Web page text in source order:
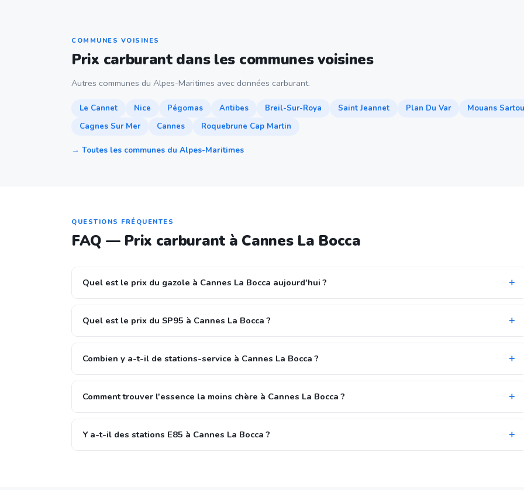
COMMUNES VOISINES
Prix carburant dans les communes voisines
Autres communes du Alpes-Maritimes avec données carburant.
Le Cannet Nice Pégomas Antibes Breil-Sur-Roya Saint Jeannet Plan Du Var Mouans
Cagnes Sur Mer
Cannes Roquebrune Cap Martin
→ Toutes les communes du Alpes-Maritimes
QUESTIONS FRÉQUENTES
FAQ — Prix carburant à Cannes La Bocca
Quel est le prix du gazole à Cannes La Bocca aujourd'hui ?
Quel est le prix du SP95 à Cannes La Bocca ?
Combien y a-t-il de stations-service à Cannes La Bocca ?
Comment trouver l'essence la moins chère à Cannes La Bocca ?
Y a-t-il des stations E85 à Cannes La Bocca ?